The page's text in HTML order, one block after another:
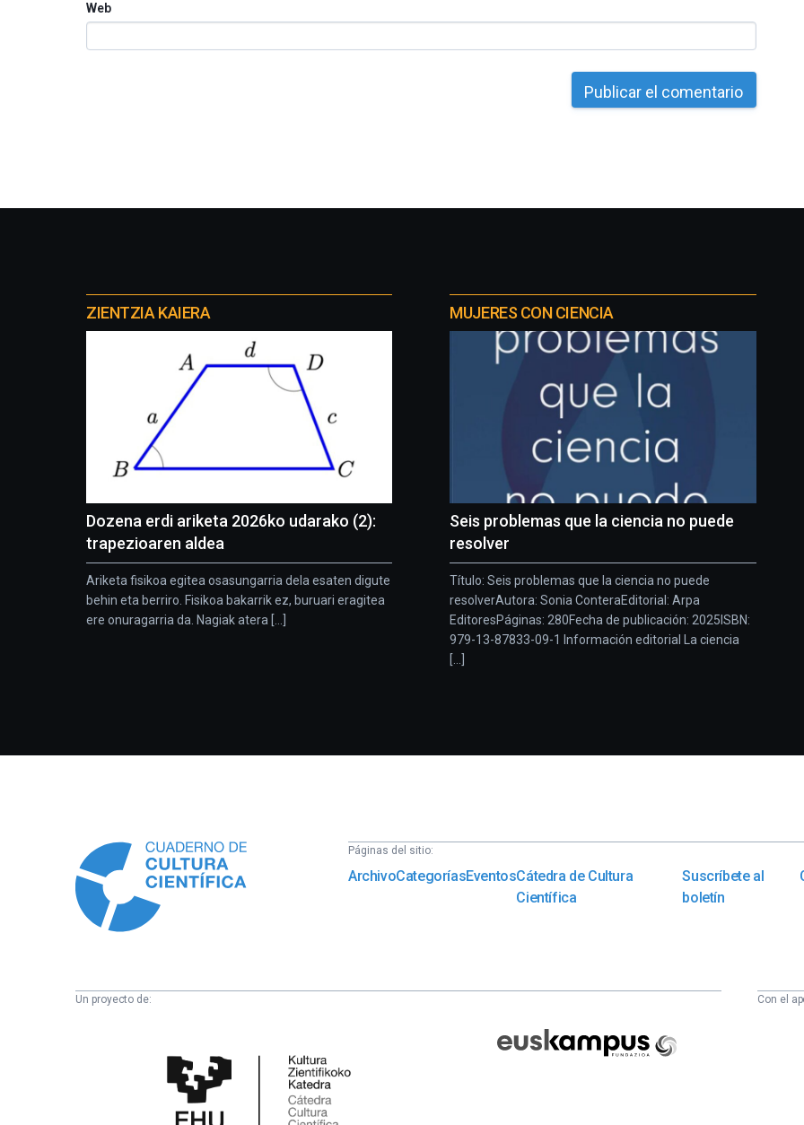
Web
proyectos
ZIENTZIA KAIERA
Dozena erdi ariketa 2026ko udarako (2):
trapezioaren aldea
Ariketa fisikoa egitea osasungarria dela esaten digute
behin eta berriro. Fisikoa bakarrik ez, buruari eragitea
ere onuragarria da. Nagiak atera [...]
MUJERES CON CIENCIA
Seis problemas que la ciencia no puede
resolver
Título: Seis problemas que la ciencia no puede
resolverAutora: Sonia ConteraEditorial: Arpa
EditoresPáginas: 280Fecha de publicación: 2025ISBN:
979-13-87833-09-1 Información editorial La ciencia
[...]
Páginas del sitio:
ArchivoCategoríasEventosCátedra de Cultura
Científica
Suscríbete al
boletín
Un proyecto de:
Científica
Fundazioa
Con el